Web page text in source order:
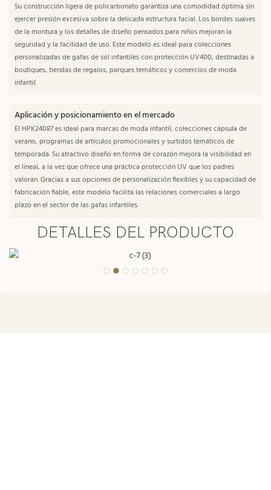
Su construcción ligera de policarbonato garantiza una comodidad óptima sin
ejercer presión excesiva sobre la delicada estructura facial. Los bordes suaves
de la montura y los detalles de diseño pensados ​​para niños mejoran la
seguridad y la facilidad de uso. Este modelo es ideal para colecciones
personalizadas de gafas de sol infantiles con protección UV400, destinadas a
boutiques, tiendas de regalos, parques temáticos y comercios de moda
infantil.
Aplicación y posicionamiento en el mercado
El HPK24087 es ideal para marcas de moda infantil, colecciones cápsula de
verano, programas de artículos promocionales y surtidos temáticos de
temporada. Su atractivo diseño en forma de corazón mejora la visibilidad en
el lineal, a la vez que ofrece una práctica protección UV que los padres
valoran. Gracias a sus opciones de personalización flexibles y su capacidad de
fabricación fiable, este modelo facilita las relaciones comerciales a largo
plazo en el sector de las gafas infantiles.
DETALLES DEL PRODUCTO